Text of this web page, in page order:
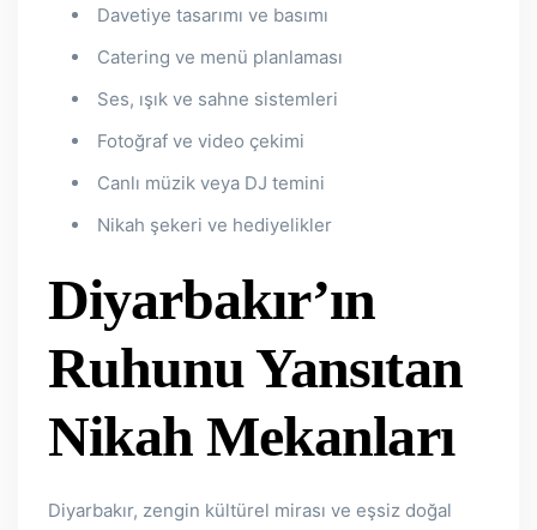
Davetiye tasarımı ve basımı
Catering ve menü planlaması
Ses, ışık ve sahne sistemleri
Fotoğraf ve video çekimi
Canlı müzik veya DJ temini
Nikah şekeri ve hediyelikler
Diyarbakır’ın
Ruhunu Yansıtan
Nikah Mekanları
Diyarbakır, zengin kültürel mirası ve eşsiz doğal